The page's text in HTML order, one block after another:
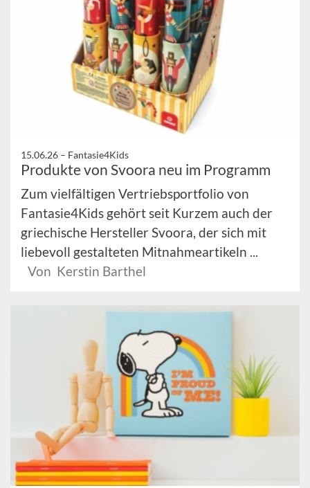
15.06.26 – Fantasie4Kids
Produkte von Svoora neu im Programm
Zum vielfältigen Vertriebsportfolio von
Fantasie4Kids gehört seit Kurzem auch der
griechische Hersteller Svoora, der sich mit
liebevoll gestalteten Mitnahmeartikeln ...
Von Kerstin Barthel